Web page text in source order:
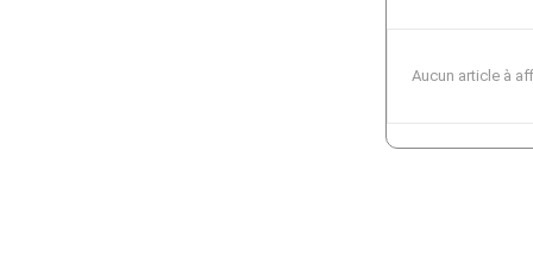
Aucun article à